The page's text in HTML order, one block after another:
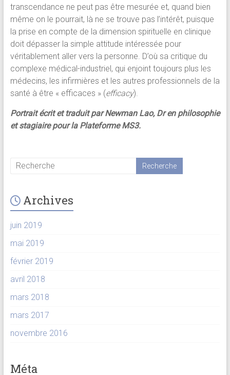
transcendance ne peut pas être mesurée et, quand bien
même on le pourrait, là ne se trouve pas l’intérêt, puisque
la prise en compte de la dimension spirituelle en clinique
doit dépasser la simple attitude intéressée pour
véritablement aller vers la personne. D’où sa critique du
complexe médical-industriel, qui enjoint toujours plus les
médecins, les infirmières et les autres professionnels de la
santé à être « efficaces » (efficacy).
Portrait écrit et traduit par Newman Lao, Dr en philosophie
et stagiaire pour la Plateforme MS3.
Archives
juin 2019
mai 2019
février 2019
avril 2018
mars 2018
mars 2017
novembre 2016
Méta